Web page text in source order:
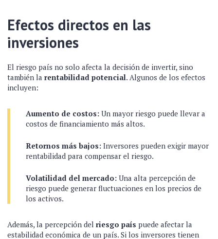
Efectos directos en las
inversiones
El riesgo país no solo afecta la decisión de invertir, sino
también la rentabilidad potencial. Algunos de los efectos
incluyen:
Aumento de costos: Un mayor riesgo puede llevar a
costos de financiamiento más altos.
Retornos más bajos: Inversores pueden exigir mayor
rentabilidad para compensar el riesgo.
Volatilidad del mercado: Una alta percepción de
riesgo puede generar fluctuaciones en los precios de
los activos.
Además, la percepción del riesgo país puede afectar la
estabilidad económica de un país. Si los inversores tienen